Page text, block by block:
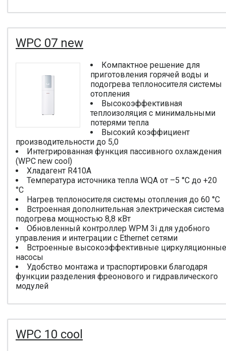
WPC 07 new
Компактное решение для
приготовления горячей воды и
подогрева теплоносителя системы
отопления
Высокоэффективная
теплоизоляция с минимальными
потерями тепла
Высокий коэффициент
производительности до 5,0
Интегрированная функция пассивного охлаждения
(WPC new cool)
Хладагент R410A
Температура источника тепла WQA от –5 °C до +20
°C
Нагрев теплоносителя системы отопления до 60 °C
Встроенная дополнительная электрическая система
подогрева мощностью 8,8 кВт
Обновленный контроллер WPM 3i для удобного
управления и интеграции с Ethernet сетями
Встроенные высокоэффективные циркуляционные
насосы
Удобство монтажа и траспортировки благодаря
функции разделения фреонового и гидравлического
модулей
WPC 10 cool